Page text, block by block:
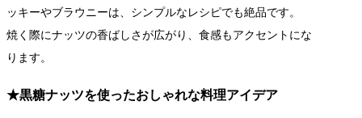
ッキーやブラウニーは、シンプルなレシピでも絶品です。
焼く際にナッツの香ばしさが広がり、食感もアクセントにな
ります。
★黒糖ナッツを使ったおしゃれな料理アイデア